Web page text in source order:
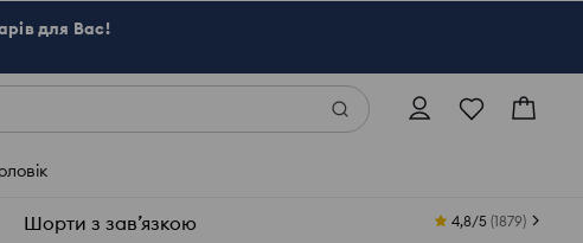
для Вас!
Шорти з зав’язкою 4,8/5 (1879)